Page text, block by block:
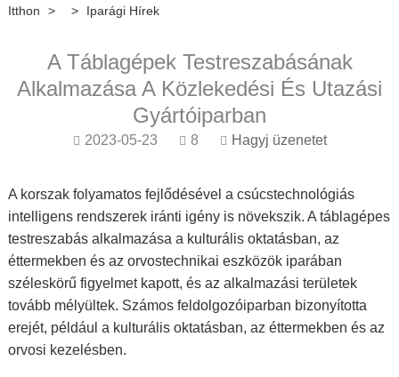
Itthon > > Iparági Hírek
A Táblagépek Testreszabásának
Alkalmazása A Közlekedési És Utazási
Gyártóiparban
2023-05-23 8 Hagyj üzenetet
A korszak folyamatos fejlődésével a csúcstechnológiás
intelligens rendszerek iránti igény is növekszik. A táblagépes
testreszabás alkalmazása a kulturális oktatásban, az
éttermekben és az orvostechnikai eszközök iparában
széleskörű figyelmet kapott, és az alkalmazási területek
tovább mélyültek. Számos feldolgozóiparban bizonyította
erejét, például a kulturális oktatásban, az éttermekben és az
orvosi kezelésben.